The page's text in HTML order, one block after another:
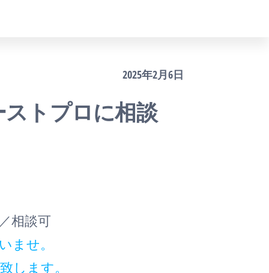
2025年2月6日
トプロに相談
相談可
ませ。
します。